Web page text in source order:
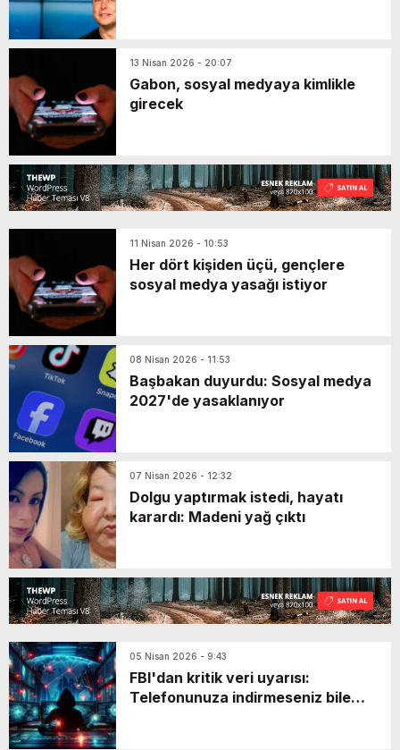
13 Nisan 2026 - 20:07
Gabon, sosyal medyaya kimlikle
girecek
11 Nisan 2026 - 10:53
Her dört kişiden üçü, gençlere
sosyal medya yasağı istiyor
08 Nisan 2026 - 11:53
Başbakan duyurdu: Sosyal medya
2027'de yasaklanıyor
07 Nisan 2026 - 12:32
Dolgu yaptırmak istedi, hayatı
karardı: Madeni yağ çıktı
05 Nisan 2026 - 9:43
FBI'dan kritik veri uyarısı:
Telefonunuza indirmeseniz bile…